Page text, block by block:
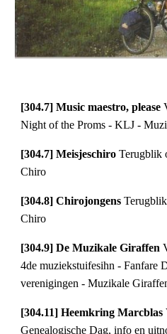
[304.7] Music maestro, please
Night of the Proms - KLJ -
[304.7] Meisjeschiro Terugblik
Chiro
[304.8] Chirojongens
Chiro
[304.9] De Muzikale Giraffen
4de muziekstuifesihn - Fanfare
verenigingen - Muzikale
[304.11] Heemkring Marcblas
Genealogische Dag, info en